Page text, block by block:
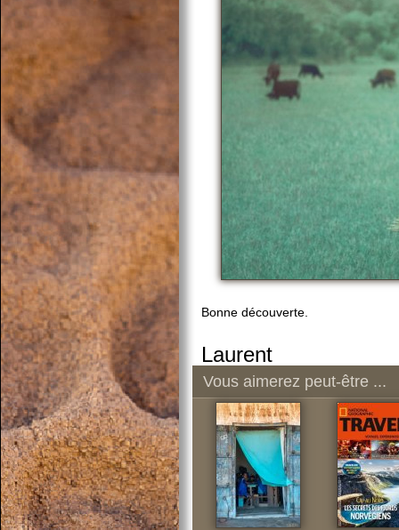
Bonne découverte.
Laurent
Vous aimerez peut-être ...